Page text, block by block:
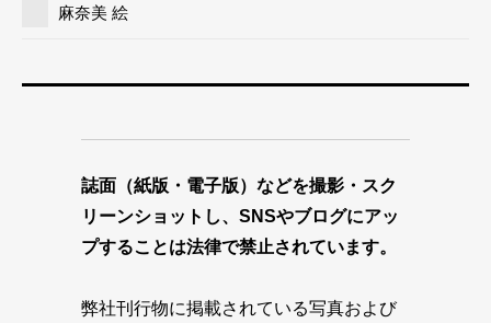
麻奈美 絵
誌面（紙版・電子版）などを撮影・スク
リーンショットし、SNSやブログにアッ
プすることは法律で禁止されています。
弊社刊行物に掲載されている写真および